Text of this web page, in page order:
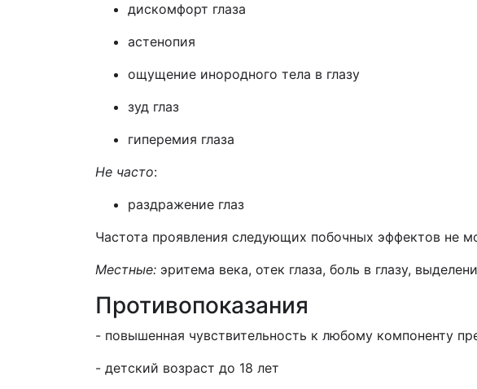
дискомфорт глаза
астенопия
ощущение инородного тела в глазу
зуд глаз
гиперемия глаза
Не часто:
раздражение глаз
Частота проявления следующих побочных эффектов не
Местные: эритема века, отек глаза, боль в глазу,
Противопоказания
- повышенная чувствительность к любому компоненту
- детский возраст до 18 лет